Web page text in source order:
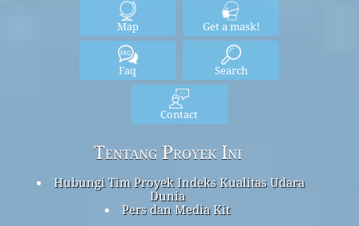
Map Get a mask!
Faq Search
Contact
Tentang Proyek Ini
Hubungi Tim Proyek Indeks Kualitas Udara
Dunia
Pers dan Media Kit